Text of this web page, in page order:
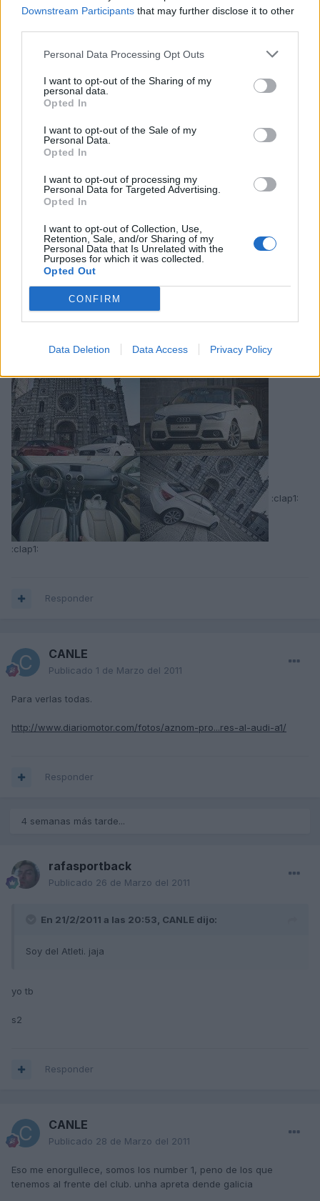
Downstream Participants that may further disclose it to other
Personal Data Processing Opt Outs
I want to opt-out of the Sharing of my
personal data.
Opted In
I want to opt-out of the Sale of my
Personal Data.
Opted In
I want to opt-out of processing my
Personal Data for Targeted Advertising.
Opted In
I want to opt-out of Collection, Use,
Retention, Sale, and/or Sharing of my
Personal Data that Is Unrelated with the
Purposes for which it was collected.
Opted Out
CONFIRM
Data Deletion Data Access Privacy Policy
alagar27
Publicado
Entendido
Responder
CANLE
Publicado1 de Marzo del 2011
:clap1:
:clap1:
Responder
CANLE
Publicado 1 de Marzo del 2011
Para verlas todas.
http://www.diariomotor.com/fotos/aznom-pro...res-al-audi-a1/
Responder
4 semanas más tarde...
rafasportback
Publicado 26 de Marzo del 2011
En 21/2/2011 a las 20:53, CANLE dijo:
Soy del Atleti. jaja
yo tb
s2
Responder
CANLE
Publicado 28 de Marzo del 2011
Eso me enorgullece, somos los number 1, peno de los que
tenemos al frente del club. unha apreta dende galicia